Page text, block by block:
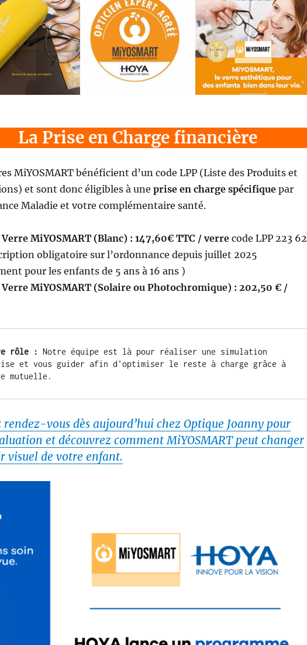
La Prise en Charge financière
MiYOSMART bénéficient d’un code LPP (Liste des Produits et
et sont donc éligibles à une prise en charge spécifiquepar
Maladie et votre complémentaire santé.
MiYOSMART (Blanc) : 147,60€ TTC / verrecode LPP 223 62
obligatoire sur l’ordonnance depuis juillet 2025
pour les enfants de 5 ans à 16 ans )
MiYOSMART (Solaire ou Photochromique) : 202,50 € /
rôle : Notre équipe est là pour réaliser une simulation
et vous guider afin d'optimiser le reste à charge grâce à
mutuelle.
rendez-vousdès aujourd’hui chez Optique Joanny pour
et découvrez commentMiYOSMARTpeut changer
visuel de votre enfant.